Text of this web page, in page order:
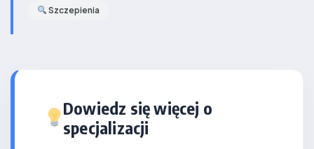
Szczepienia
Dowiedz się więcej o
specjalizacji